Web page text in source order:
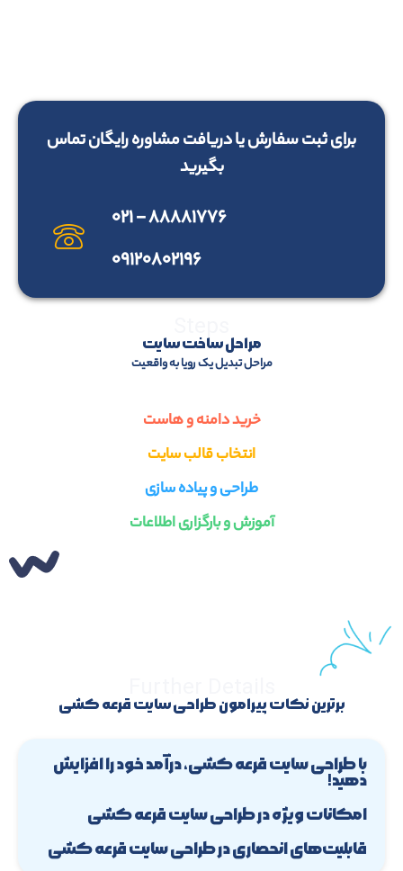
برای ثبت سفارش یا دریافت مشاوره رایگان تماس
بگیرید
۸۸۸۸۱۷۷۶ - ۰۲۱
۰۹۱۲۰۸۰۲۱۹۶
مراحل ساخت سایت
مراحل تبدیل یک رویا به واقعیت
خرید دامنه و هاست
انتخاب قالب سایت
طراحی و پیاده سازی
آموزش و بارگزاری اطلاعات
برترین نکات پیرامون طراحی سایت قرعه کشی
با طراحی سایت قرعه کشی، درآمد خود را افزایش
دهید!
امکانات ویژه در طراحی سایت قرعه کشی
قابلیت‌های انحصاری در طراحی سایت قرعه کشی